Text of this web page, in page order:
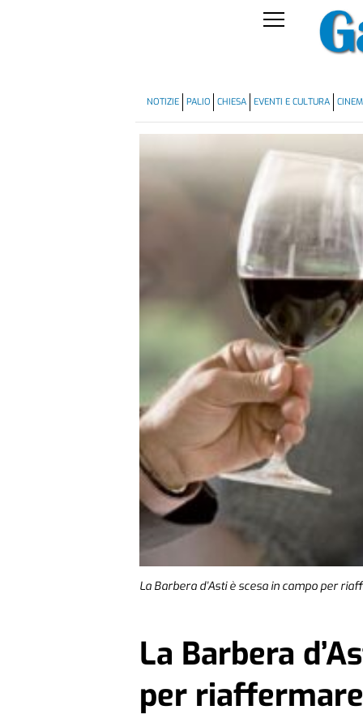
NOTIZIE PALIO CHIESA EVENTI E CULTURA
La Barbera d’Asti è scesa in campo per
La Barbera
per